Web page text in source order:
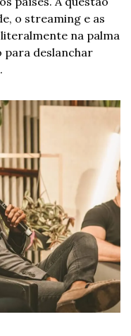
o streaming e as
na palma
para deslanchar